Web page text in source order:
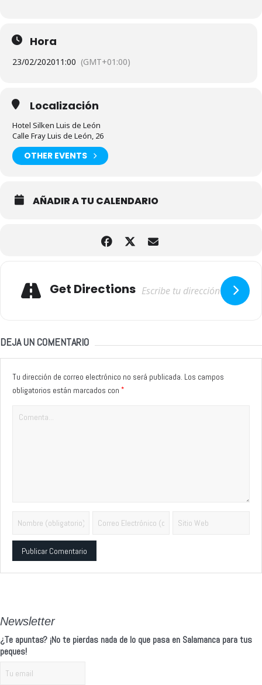
Hora
23/02/202011:00 (GMT+01:00)
Localización
Hotel Silken Luis de León
Calle Fray Luis de León, 26
OTHER EVENTS
AÑADIR A TU CALENDARIO
Get Directions
DEJA UN COMENTARIO
Tu dirección de correo electrónico no será publicada. Los campos
obligatorios están marcados con *
Newsletter
¿Te apuntas? ¡No te pierdas nada de lo que pasa en Salamanca para tus
peques!